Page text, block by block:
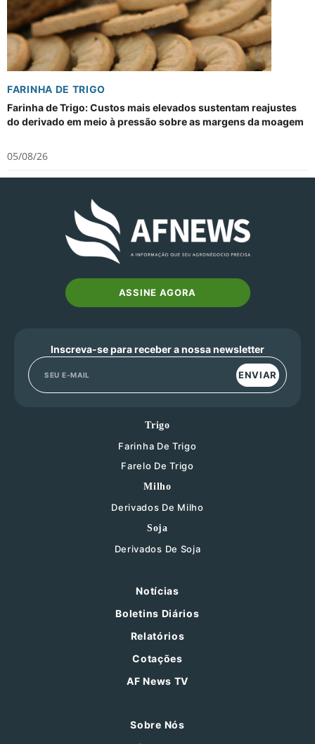
FARINHA DE TRIGO
Farinha de Trigo: Custos mais elevados sustentam reajustes
do derivado em meio à pressão sobre as margens da moagem
05/08/26
ASSINE AGORA
Inscreva-se para receber a nossa newsletter
ENVIAR
Trigo
Farinha De Trigo
Farelo De Trigo
Milho
Derivados De Milho
Soja
Derivados De Soja
Notícias
Boletins Diários
Relatórios
Cotações
AF News TV
Sobre Nós